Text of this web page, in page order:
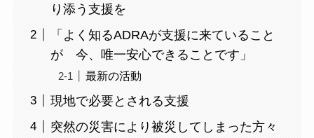
り添う支援を
「よく知るADRAが支援に来ていること
が 今、唯一安心できることです」
最新の活動
現地で必要とされる支援
突然の災害により被災してしまった方々